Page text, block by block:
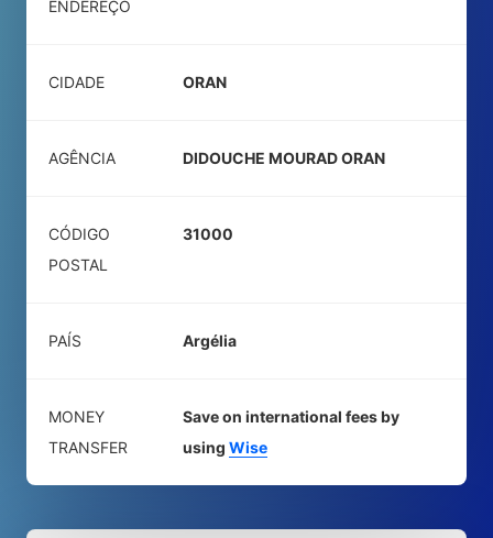
ENDEREÇO
CIDADE ORAN
AGÊNCIA DIDOUCHE MOURAD ORAN
CÓDIGO
POSTAL
31000
PAÍS Argélia
MONEY
TRANSFER
Save on international fees by
using Wise